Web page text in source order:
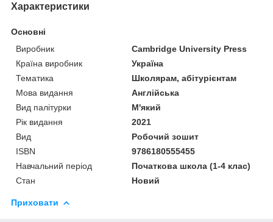
Характеристики
Основні
Виробник
Cambridge University Press
Країна виробник
Україна
Тематика
Школярам, абітурієнтам
Мова видання
Англійська
Вид палітурки
М'який
Рік видання
2021
Вид
Робочий зошит
ISBN
9786180555455
Навчальний період
Початкова школа (1-4 клас)
Стан
Новий
Приховати